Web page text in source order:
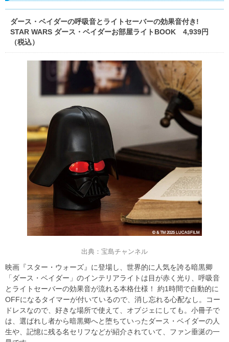
ダース・ベイダーの呼吸音とライトセーバーの効果音付き!
STAR WARS ダース・ベイダーお部屋ライトBOOK 4,939円
（税込）
出典：宝島チャンネル
映画『スター・ウォーズ』に登場し、世界的に人気を誇る暗黒卿
「ダース・ベイダー」のインテリアライトは目が赤く光り、呼吸音
とライトセーバーの効果音が流れる本格仕様！ 約1時間で自動的に
OFFになるタイマーが付いているので、消し忘れる心配なし。コー
ドレスなので、好きな場所で使えて、オブジェにしても。小冊子で
は、選ばれし者から暗黒卿へと堕ちていったダース・ベイダーの人
生や、記憶に残る名セリフなどが紹介されていて、ファン垂涎の一